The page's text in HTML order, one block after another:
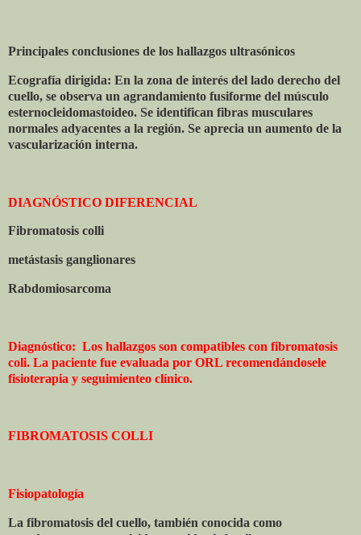
Principales conclusiones de los hallazgos ultrasónicos
Ecografía dirigida: En la zona de interés del lado derecho del
cuello, se observa un agrandamiento fusiforme del músculo
esternocleidomastoideo. Se identifican fibras musculares
normales adyacentes a la región. Se aprecia un aumento de la
vascularización interna.
DIAGNÓSTICO DIFERENCIAL
Fibromatosis colli
metástasis ganglionares
Rabdomiosarcoma
Diagnóstico: Los hallazgos son compatibles con fibromatosis
coli. La paciente fue evaluada por ORL recomendándosele
fisioterapia y seguimienteo clínico.
FIBROMATOSIS COLLI
Fisiopatología
La fibromatosis del cuello, también conocida como